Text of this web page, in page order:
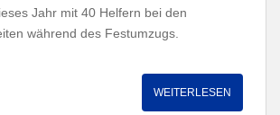
Jahr mit 40 Helfern bei den
während des Festumzugs.
WEITERLESEN